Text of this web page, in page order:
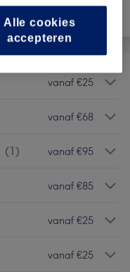
vanaf €25
vanaf €68
(1) vanaf €95
vanaf €85
vanaf €25
vanaf €25
Alle cookies
accepteren